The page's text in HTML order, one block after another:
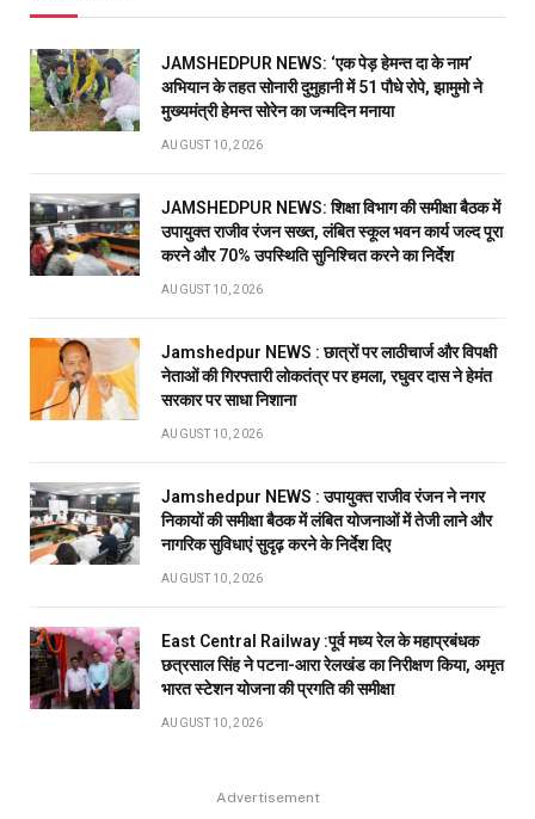
JAMSHEDPUR NEWS: ‘एक पेड़ हेमन्त दा के नाम’
अभियान के तहत सोनारी दुमुहानी में 51 पौधे रोपे, झामुमो ने
मुख्यमंत्री हेमन्त सोरेन का जन्मदिन मनाया
AUGUST 10, 2026
JAMSHEDPUR NEWS: शिक्षा विभाग की समीक्षा बैठक में
उपायुक्त राजीव रंजन सख्त, लंबित स्कूल भवन कार्य जल्द पूरा
करने और 70% उपस्थिति सुनिश्चित करने का निर्देश
AUGUST 10, 2026
Jamshedpur NEWS : छात्रों पर लाठीचार्ज और विपक्षी
नेताओं की गिरफ्तारी लोकतंत्र पर हमला, रघुवर दास ने हेमंत
सरकार पर साधा निशाना
AUGUST 10, 2026
Jamshedpur NEWS : उपायुक्त राजीव रंजन ने नगर
निकायों की समीक्षा बैठक में लंबित योजनाओं में तेजी लाने और
नागरिक सुविधाएं सुदृढ़ करने के निर्देश दिए
AUGUST 10, 2026
East Central Railway :पूर्व मध्य रेल के महाप्रबंधक
छत्रसाल सिंह ने पटना-आरा रेलखंड का निरीक्षण किया, अमृत
भारत स्टेशन योजना की प्रगति की समीक्षा
AUGUST 10, 2026
Advertisement